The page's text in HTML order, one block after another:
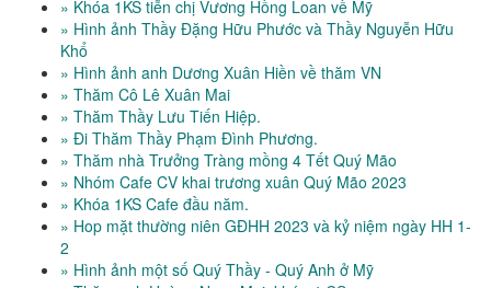
» Khóa 1KS tiễn chị Vương Hồng Loan về Mỹ
» Hình ảnh Thầy Đặng Hữu Phước và Thầy Nguyễn Hữu
Khổ
» Hình ảnh anh Dương Xuân Hiền về thăm VN
» Thăm Cô Lê Xuân Mai
» Thăm Thầy Lưu Tiến Hiệp.
» Đi Thăm Thầy Phạm Đình Phương.
» Thăm nhà Trưởng Tràng mồng 4 Tết Quý Mão
» Nhóm Cafe CV khai trương xuân Quý Mão 2023
» Khóa 1KS Cafe đầu năm.
» Hop mặt thường niên GĐHH 2023 và kỷ niệm ngày HH 1-
2
» Hình ảnh một số Quý Thầy - Quý Anh ở Mỹ